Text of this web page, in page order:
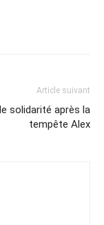
Article suivant
solidarité après la
tempête Alex